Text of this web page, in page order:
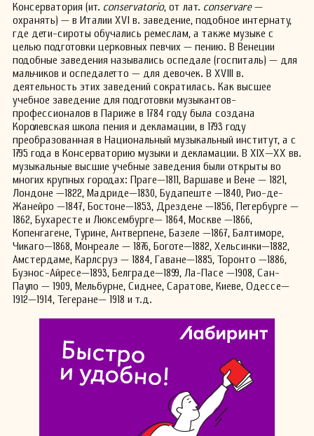
Консерватория (ит. conservatorio, от лат. conservare—
охранять) — в Италии XVI в. заведение, подобное интернату,
где дети-сироты обучались ремеслам, а также музыке с
целью подготовки церковных певчих — пению. В Венеции
подобные заведения назывались оспедале (госпиталь) — для
мальчиков и оспедалетто — для девочек. В XVIII в.
деятельность этих заведений сократилась. Как высшее
учебное заведение для подготовки музыкантов-
профессионалов в Париже в 1784 году была создана
Королевская школа пения и декламации, в 1793 году
преобразованная в Национальный музыкальный институт, а с
1795 года в Консерваторию музыки и декламации. В XIX—XX вв.
музыкальные высшие учебные заведения были открыты во
многих крупных городах: Праге—1811, Варшаве и Вене — 1821,
Лондоне —1822, Мадриде—1830, Будапеште —1840, Рио-де-
Жанейро —1847, Бостоне—1853, Дрездене —1856, Петербурге —
1862, Бухаресте и Люксембурге— 1864, Москве —1866,
Копенгагене, Турине, Антверпене, Базеле —1867, Балтиморе,
Чикаго—1868, Монреале — 1876, Боготе—1882, Хельсинки—1882,
Амстердаме, Карлсруэ — 1884, Гаване—1885, Торонто —1886,
Буэнос-Айресе—1893, Белграде—1899, Ла-Пасе —1908, Сан-
Пауло — 1909, Мельбурне, Сиднее, Саратове, Киеве, Одессе—
1912—1914, Тегеране— 1918 и т.д.